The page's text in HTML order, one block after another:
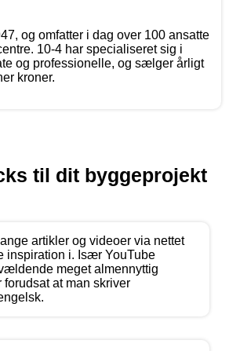
og omfatter i dag over 100 ansatte
10-4 har specialiseret sig i
og professionelle, og sælger årligt
kroner.
til dit byggeprojekt
artikler og videoer via nettet
inspiration i. Især YouTube
meget almennyttig
at man skriver